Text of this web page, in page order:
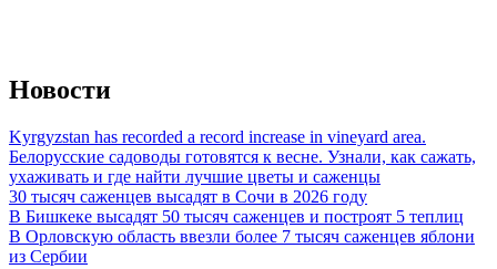
Новости
Kyrgyzstan has recorded a record increase in vineyard area.
Белорусские садоводы готовятся к весне. Узнали, как сажать,
ухаживать и где найти лучшие цветы и саженцы
30 тысяч саженцев высадят в Сочи в 2026 году
В Бишкеке высадят 50 тысяч саженцев и построят 5 теплиц
В Орловскую область ввезли более 7 тысяч саженцев яблони
из Сербии